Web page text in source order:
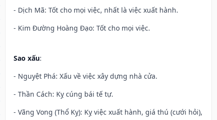
- Dịch Mã: Tốt cho mọi việc, nhất là việc xuất hành.
- Kim Đường Hoàng Đạo: Tốt cho mọi việc.
Sao xấu:
- Nguyệt Phá: Xấu về việc xây dựng nhà cửa.
- Thần Cách: Kỵ cúng bái tế tự.
- Vãng Vong (Thổ Kỵ): Kỵ việc xuất hành, giá thú (cưới hỏi),